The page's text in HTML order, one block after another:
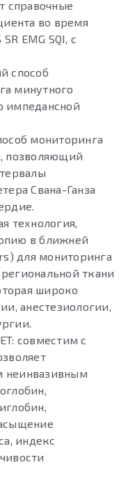
справочные
во время
EMG SQI, с
способ
минутного
импедансной
мониторинга
позволяющий
Свана-Ганза
технология,
в ближней
для мониторинга
ткани
широко
анестезиологии,
совместим с
неинвазивным
индекс